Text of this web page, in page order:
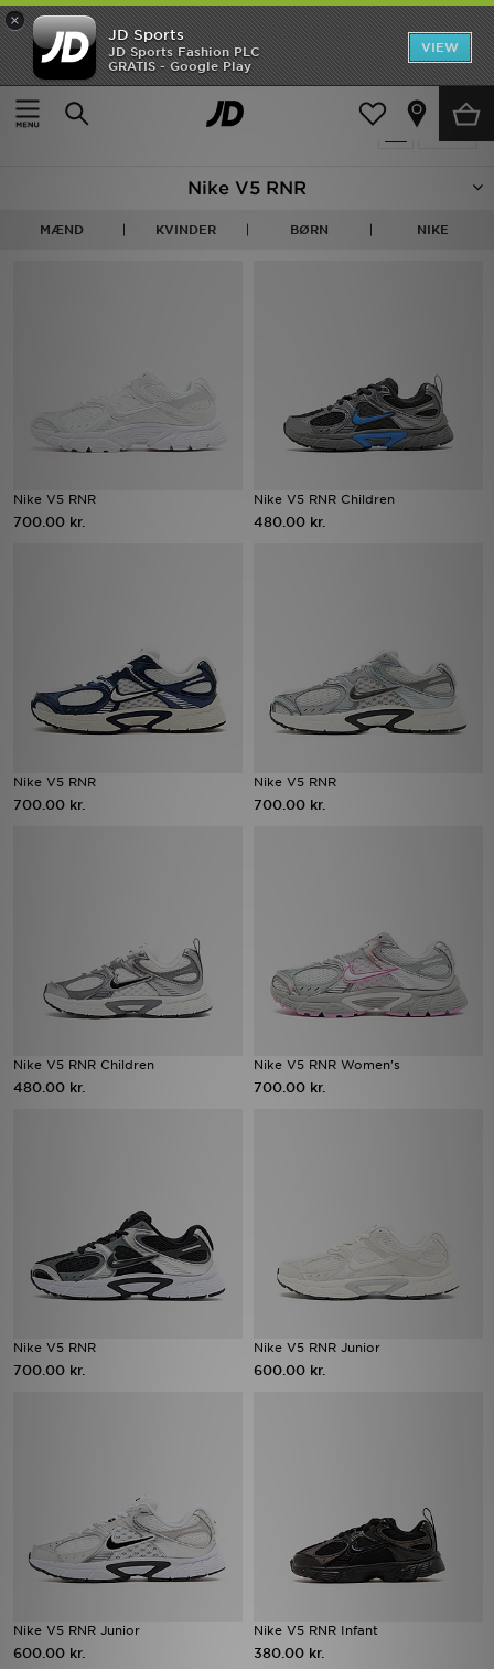
×
JD Sports
JD Sports Fashion PLC
GRATIS - Google Play
VIEW
Hjem
Nike V5 RNR
17 Produkter fundet
Nike V5 RNR
MÆND KVINDER BØRN NIKE
Nike V5 RNR
700.00 kr.
Nike V5 RNR Children
480.00 kr.
Nike V5 RNR
700.00 kr.
Nike V5 RNR
700.00 kr.
Nike V5 RNR Children
480.00 kr.
Nike V5 RNR Women's
700.00 kr.
Nike V5 RNR
700.00 kr.
Nike V5 RNR Junior
600.00 kr.
Nike V5 RNR Junior
600.00 kr.
Nike V5 RNR Infant
380.00 kr.
Hjem
Udsalg
Damer
Fodbold
Sport
Hjælp & information